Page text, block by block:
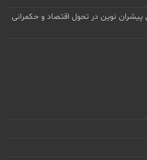
نوین در تحول اقتصاد و حکمرانی